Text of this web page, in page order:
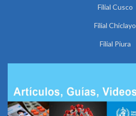
Filial Cusco
Filial Chiclayo
Filial Piura